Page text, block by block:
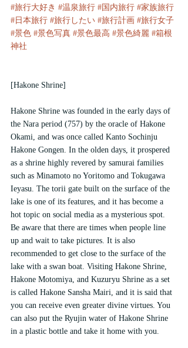
#旅行大好き #温泉旅行 #国内旅行 #家族旅行
#日本旅行 #旅行したい #旅行計画 #旅行女子
#景色 #景色写真 #景色最高 #景色綺麗 #箱根
神社
[Hakone Shrine]
Hakone Shrine was founded in the early days of
the Nara period (757) by the oracle of Hakone
Okami, and was once called Kanto Sochinju
Hakone Gongen. In the olden days, it prospered
as a shrine highly revered by samurai families
such as Minamoto no Yoritomo and Tokugawa
Ieyasu. The torii gate built on the surface of the
lake is one of its features, and it has become a
hot topic on social media as a mysterious spot.
Be aware that there are times when people line
up and wait to take pictures. It is also
recommended to get close to the surface of the
lake with a swan boat. Visiting Hakone Shrine,
Hakone Motomiya, and Kuzuryu Shrine as a set
is called Hakone Sansha Mairi, and it is said that
you can receive even greater divine virtues. You
can also put the Ryujin water of Hakone Shrine
in a plastic bottle and take it home with you.